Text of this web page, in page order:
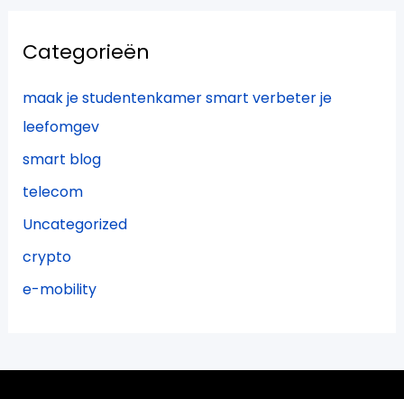
Categorieën
maak je studentenkamer smart verbeter je
leefomgev
smart blog
telecom
Uncategorized
crypto
e-mobility